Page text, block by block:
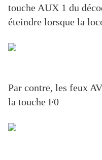
touche AUX 1 du
éteindre lorsque la
Par contre, les feux
la touche F0